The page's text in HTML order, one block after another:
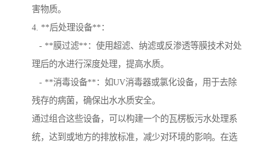
害物质。
4. **后处理设备**：
- **膜过滤**：使用超滤、纳滤或反渗透等膜技术对处
理后的水进行深度处理，提高水质。
- **消毒设备**：如UV消毒器或氯化设备，用于去除
残存的病菌，确保出水水质安全。
通过组合这些设备，可以构建一个的瓦楞板污水处理系
统，达到或地方的排放标准，减少对环境的影响。在选